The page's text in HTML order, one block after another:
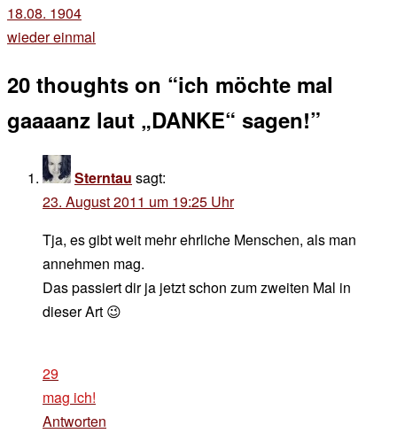
Beitragsnavigation
18.08. 1904
wieder einmal
20 thoughts on “ich möchte mal
gaaaanz laut „DANKE“ sagen!”
Sterntau sagt:
23. August 2011 um 19:25 Uhr
Tja, es gibt weit mehr ehrliche Menschen, als man
annehmen mag.
Das passiert dir ja jetzt schon zum zweiten Mal in
dieser Art 😉
29
mag ich!
Antworten